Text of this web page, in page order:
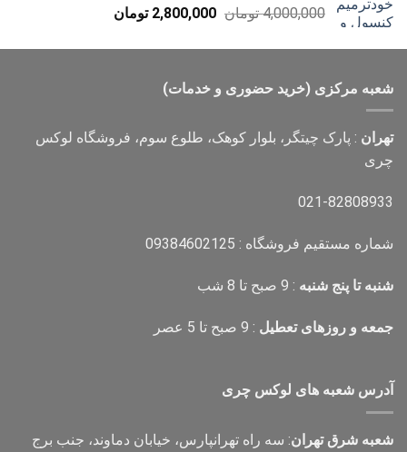
4,000,000 تومان قیمت
4,000,000 تومان
2,800,000 تومانقیمت
2,800,000 تومان
شعبه مرکزی (خرید حضوری و خدمات)
تهران : پارک چیتگر، بلوار کوهک، طلوع سوم، فروشگاه لوکس
چری
021-82808933
شماره مستقیم فروشگاه : 09384602125
شنبه تا پنج شنبه : 9 صبح تا 8 شب
جمعه و روزهای تعطیل : 9 صبح تا 5 عصر
آدرس شعبه های لوکس چری
شعبه شرق تهران: سه راه تهرانپارس، خیابان دماوند، جنب برج